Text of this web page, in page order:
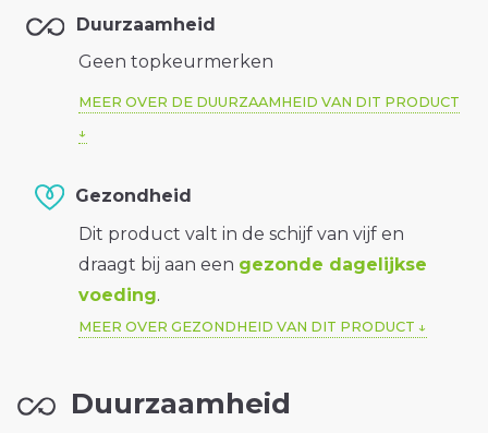
Duurzaamheid
Geen topkeurmerken
MEER OVER DE DUURZAAMHEID VAN DIT PRODUCT
Gezondheid
Dit product valt in de schijf van vijf en
draagt bij aan een gezonde dagelijkse
voeding.
MEER OVER GEZONDHEID VAN DIT PRODUCT
Duurzaamheid